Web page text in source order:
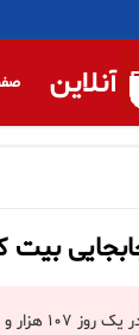
آنلاین
بیت
هفت ماهه را شکستند.